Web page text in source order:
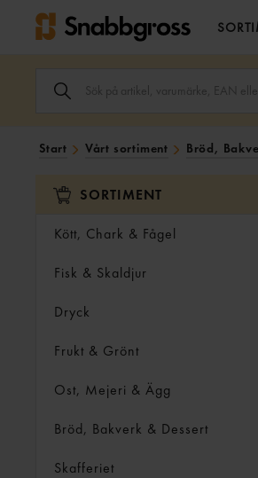
ARTIKEL,
ARTIKELNUMMER
SÖK
FÄLTET.
Start Vårt sortiment Bröd,
SORTIMENT
Kött, Chark & Fågel
Fisk & Skaldjur
Dryck
Frukt & Grönt
Ost, Mejeri & Ägg
Bröd, Bakverk & Dessert
Skafferiet